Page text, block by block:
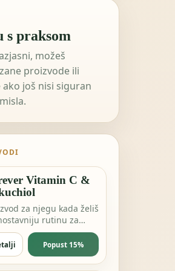
s praksom
možeš
proizvode ili
još nisi siguran
Vitamin C &
za njegu kada želiš
rutinu za
kosu ili svakodnevnu
Popust 15%